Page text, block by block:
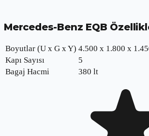
Mercedes-Benz EQB
Boyutlar (U x G x Y) 4.500 x 1.800 x
Kapı Sayısı
5
Bagaj Hacmi
380 lt